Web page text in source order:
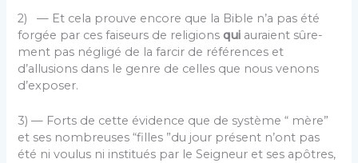
2) — Et cela prouve encore que la Bible n’a pas été
forgée par ces faiseurs de religionsqui auraient sûre­
ment pas négligé de la farcir de références et
d’allusions dans le genre de celles que nous venons
d’exposer.
3) — Forts de cette évidence que de système “ mère”
et ses nombreuses “filles ”du jour présent n’ont pas
été ni voulus ni institués par le Seigneur et ses apôtres,